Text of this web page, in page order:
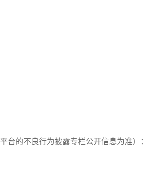
台的不良行为披露专栏公开信息为准）：